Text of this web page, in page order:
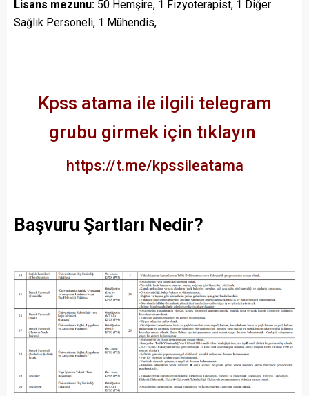
Lisans mezunu: 50 Hemşire, 1 Fizyoterapist, 1 Diğer
Sağlık Personeli, 1 Mühendis,
Kpss atama ile ilgili telegram
grubu girmek için tıklayın
https://t.me/kpssileatama
Başvuru Şartları Nedir?